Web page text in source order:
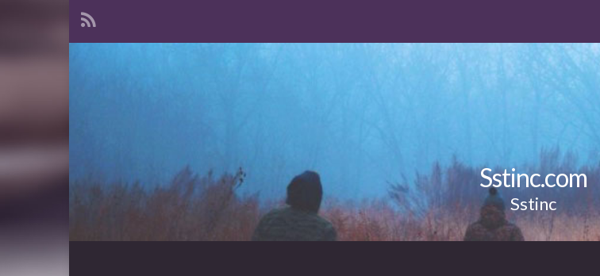
Sstinc.com
Sstinc